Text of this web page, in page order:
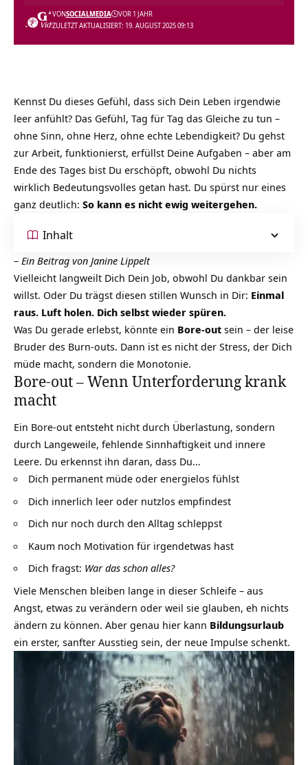
ZULETZT AKTUALISIERT: 19. AUGUST 2025 09:13
VONSOCIALMEDIA VOR 1 JAHR
Kennst Du dieses Gefühl, dass sich Dein Leben irgendwie
leer anfühlt? Das Gefühl, Tag für Tag das Gleiche zu tun –
ohne Sinn, ohne Herz, ohne echte Lebendigkeit? Du gehst
zur Arbeit, funktionierst, erfüllst Deine Aufgaben – aber am
Ende des Tages bist Du erschöpft, obwohl Du nichts
wirklich Bedeutungsvolles getan hast. Du spürst nur eines
ganz deutlich: So kann es nicht ewig weitergehen.
Inhalt
– Ein Beitrag von Janine Lippelt
Vielleicht langweilt Dich Dein Job, obwohl Du dankbar sein
willst. Oder Du trägst diesen stillen Wunsch in Dir: Einmal
raus. Luft holen. Dich selbst wieder spüren.
Was Du gerade erlebst, könnte ein Bore-out sein – der leise
Bruder des Burn-outs. Dann ist es nicht der Stress, der Dich
müde macht, sondern die Monotonie.
Bore-out – Wenn Unterforderung krank
macht
Ein Bore-out entsteht nicht durch Überlastung, sondern
durch Langeweile, fehlende Sinnhaftigkeit und innere
Leere. Du erkennst ihn daran, dass Du…
Dich permanent müde oder energielos fühlst
Dich innerlich leer oder nutzlos empfindest
Dich nur noch durch den Alltag schleppst
Kaum noch Motivation für irgendetwas hast
Dich fragst: War das schon alles?
Viele Menschen bleiben lange in dieser Schleife – aus
Angst, etwas zu verändern oder weil sie glauben, eh nichts
ändern zu können. Aber genau hier kann Bildungsurlaub
ein erster, sanfter Ausstieg sein, der neue Impulse schenkt.